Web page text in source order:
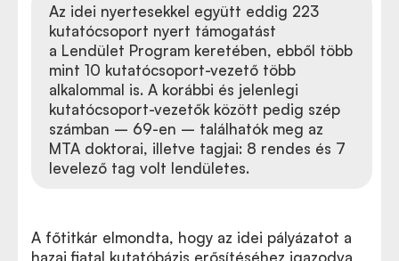
Az idei nyertesekkel együtt eddig 223
kutatócsoport nyert támogatást
a Lendület Program keretében, ebből több
mint 10 kutatócsoport-vezető több
alkalommal is. A korábbi és jelenlegi
kutatócsoport-vezetők között pedig szép
számban – 69-en – találhatók meg az
MTA doktorai, illetve tagjai: 8 rendes és 7
levelező tag volt lendületes.
A főtitkár elmondta, hogy az idei pályázatot a
hazai fiatal kutatóbázis erősítéséhez igazodva